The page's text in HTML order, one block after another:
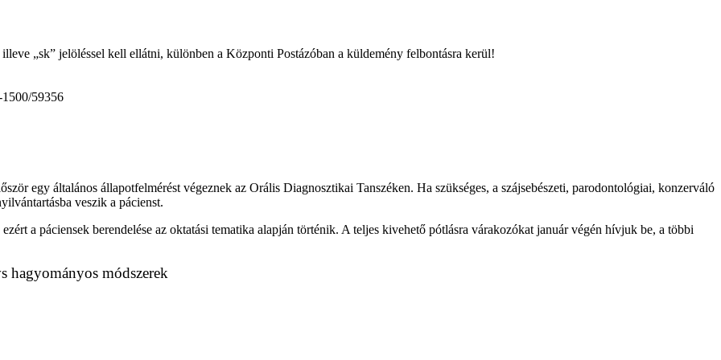
„sk” jelöléssel kell ellátni, különben a Központi Postázóban a küldemény felbontásra kerül!
59356
egy általános állapotfelmérést végeznek az Orális Diagnosztikai Tanszéken. Ha szükséges, a szájsebészeti, parodontológiai, konzerváló
veszik a pácienst.
a páciensek berendelése az oktatási tematika alapján történik. A teljes kivehető pótlásra várakozókat január végén hívjuk be, a többi
hagyományos módszerek